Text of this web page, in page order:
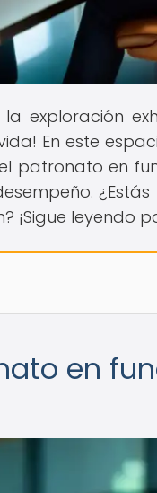
exploración
En este
patronato en
¡Sigue leyendo
en